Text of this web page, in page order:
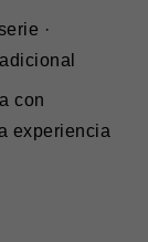
·
con
experiencia